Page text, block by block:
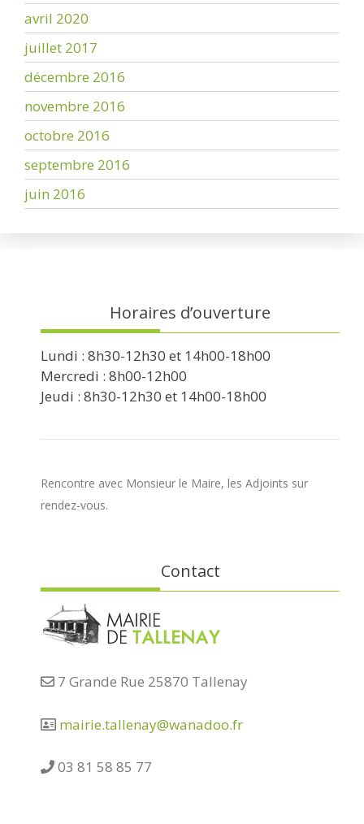
avril 2020
juillet 2017
décembre 2016
novembre 2016
octobre 2016
septembre 2016
juin 2016
Horaires d’ouverture
Lundi : 8h30-12h30 et 14h00-18h00
Mercredi : 8h00-12h00
Jeudi : 8h30-12h30 et 14h00-18h00
Rencontre avec Monsieur le Maire, les Adjoints sur
rendez-vous.
Contact
7 Grande Rue 25870 Tallenay
mairie.tallenay@wanadoo.fr
03 81 58 85 77